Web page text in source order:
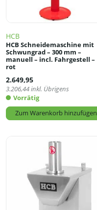
HCB
HCB Schneidemaschine mit
Schwungrad – 300 mm –
manuell – incl. Fahrgestell –
rot
2.649,95
3.206,44inkl. Übrigens
Vorrätig
Zum Warenkorb hinzufügen